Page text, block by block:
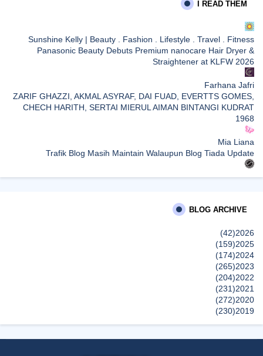
I READ THEM
Sunshine Kelly | Beauty . Fashion . Lifestyle . Travel . Fitness
Panasonic Beauty Debuts Premium nanocare Hair Dryer &
Straightener at KLFW 2026
Farhana Jafri
ZARIF GHAZZI, AKMAL ASYRAF, DAI FUAD, EVERTTS GOMES,
CHECH HARITH, SERTAI MIERUL AIMAN BINTANGI KUDRAT
1968
Mia Liana
Trafik Blog Masih Maintain Walaupun Blog Tiada Update
Shamiera Osment
Malaysian Music Legend ~ Dato’ Khadijah Ibrahim Returns With
New Single “Ibu Doa” (A Mother’s Prayer) After 26 Years
إظهار الكل
BLOG ARCHIVE
2026
(42)
2025
(159)
2024
(174)
2023
(265)
2022
(204)
2021
(231)
2020
(272)
2019
(230)